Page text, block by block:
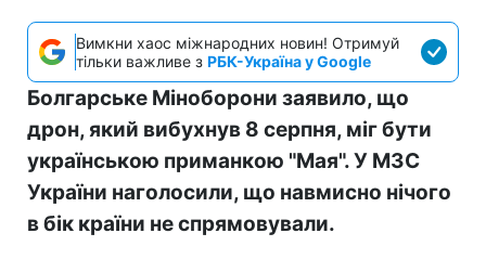
Вимкни хаос міжнародних новин! Отримуй
тільки важливе з РБК-Україна у Google
Болгарське Міноборони заявило, що
дрон, який вибухнув 8 серпня, міг бути
українською приманкою "Мая". У МЗС
України наголосили, що навмисно нічого
в бік країни не спрямовували.